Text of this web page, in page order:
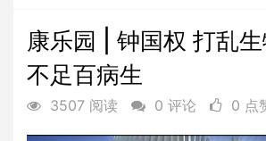
康乐园 | 钟国权 打乱
不足百病生
3507 阅读 0 评论 0 点